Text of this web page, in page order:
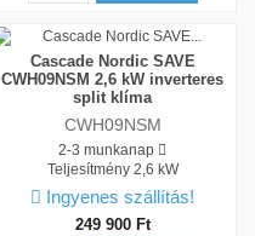
Cascade Nordic SAVE
CWH09NSM 2,6 kW inverteres
split klíma
CWH09NSM
2-3 munkanap
Teljesítmény 2,6 kW
Ingyenes szállítás!
249 900 Ft